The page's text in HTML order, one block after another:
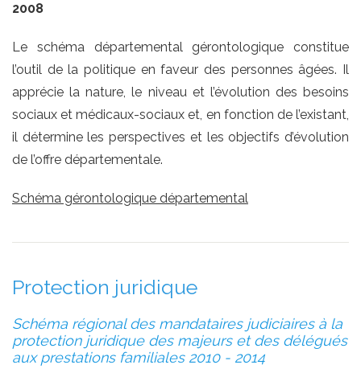
2008
Le schéma départemental gérontologique constitue
l’outil de la politique en faveur des personnes âgées. Il
apprécie la nature, le niveau et l’évolution des besoins
sociaux et médicaux-sociaux et, en fonction de l’existant,
il détermine les perspectives et les objectifs d’évolution
de l’offre départementale.
Schéma gérontologique départemental
Protection juridique
Schéma régional des mandataires judiciaires à la
protection juridique des majeurs et des délégués
aux prestations familiales 2010 - 2014